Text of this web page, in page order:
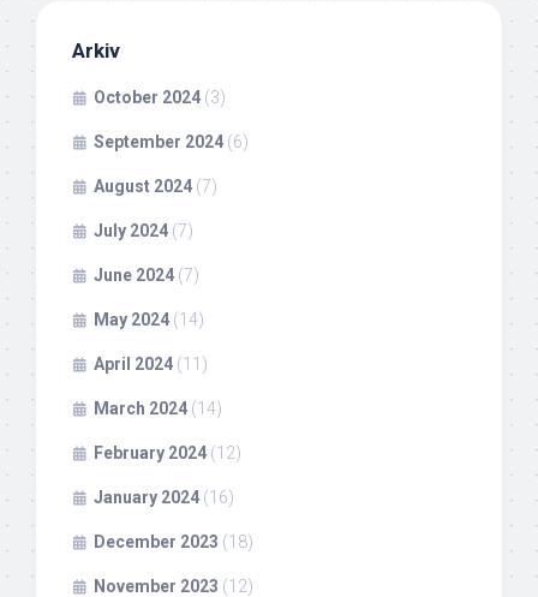
Arkiv
October 2024 (3)
September 2024 (6)
August 2024 (7)
July 2024 (7)
June 2024 (7)
May 2024 (14)
April 2024 (11)
March 2024 (14)
February 2024 (12)
January 2024 (16)
December 2023 (18)
November 2023 (12)